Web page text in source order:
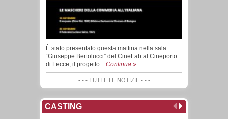
È stato presentato questa mattina nella sala
“Giuseppe Bertolucci” del CineLab al Cineporto
di Lecce, il progetto... Continua »
• • • TUTTE LE NOTIZIE • • •
CASTING